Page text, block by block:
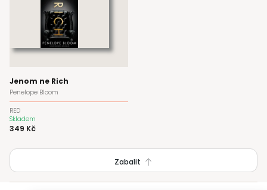
Jenom ne Rich
Penelope Bloom
RED
Skladem
349 Kč
Zabalit